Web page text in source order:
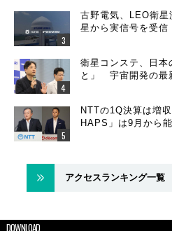
古野電気、LEO衛
星から実信号を受信
衛星コンステ、日本
と」 宇宙開発の最
NTTの1Q決算は増
HAPS」は9月から
アクセスランキング一覧
DOWNLOAD